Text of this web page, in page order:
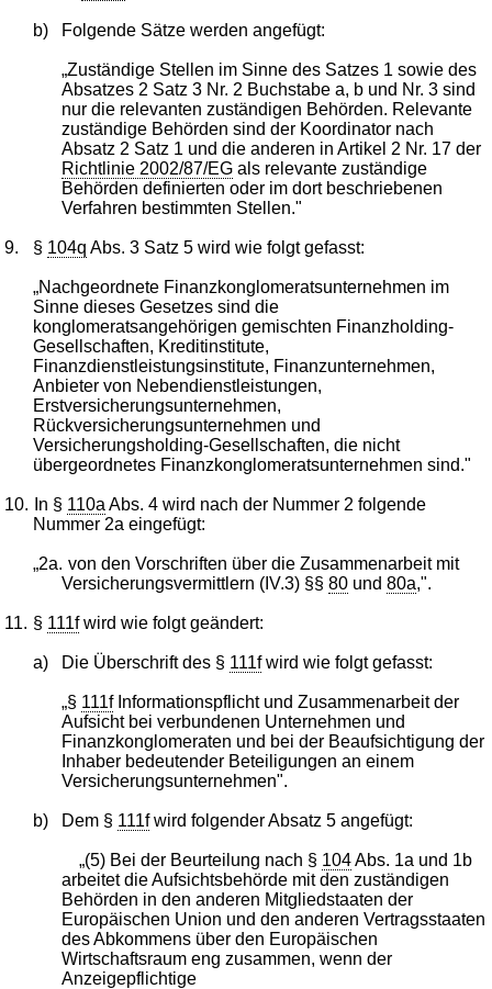
b) Folgende Sätze werden angefügt:
„Zuständige Stellen im Sinne des Satzes 1 sowie des
Absatzes 2 Satz 3 Nr. 2 Buchstabe a, b und Nr. 3 sind
nur die relevanten zuständigen Behörden. Relevante
zuständige Behörden sind der Koordinator nach
Absatz 2 Satz 1 und die anderen in Artikel 2 Nr. 17 der
Richtlinie 2002/87/EGals relevante zuständige
Behörden definierten oder im dort beschriebenen
Verfahren bestimmten Stellen."
9. § 104q Abs. 3 Satz 5 wird wie folgt gefasst:
„Nachgeordnete Finanzkonglomeratsunternehmen im
Sinne dieses Gesetzes sind die
konglomeratsangehörigen gemischten Finanzholding-
Gesellschaften, Kreditinstitute,
Finanzdienstleistungsinstitute, Finanzunternehmen,
Anbieter von Nebendienstleistungen,
Erstversicherungsunternehmen,
Rückversicherungsunternehmen und
Versicherungsholding-Gesellschaften, die nicht
übergeordnetes Finanzkonglomeratsunternehmen sind."
10. In § 110a Abs. 4 wird nach der Nummer 2 folgende
Nummer 2a eingefügt:
„2a. von den Vorschriften über die Zusammenarbeit mit
Versicherungsvermittlern (IV.3) §§ 80und 80a,".
11. § 111fwird wie folgt geändert:
a) Die Überschrift des § 111fwird wie folgt gefasst:
„§ 111fInformationspflicht und Zusammenarbeit der
Aufsicht bei verbundenen Unternehmen und
Finanzkonglomeraten und bei der Beaufsichtigung der
Inhaber bedeutender Beteiligungen an einem
Versicherungsunternehmen".
b) Dem § 111fwird folgender Absatz 5 angefügt:
„(5) Bei der Beurteilung nach § 104Abs. 1a und 1b
arbeitet die Aufsichtsbehörde mit den zuständigen
Behörden in den anderen Mitgliedstaaten der
Europäischen Union und den anderen Vertragsstaaten
des Abkommens über den Europäischen
Wirtschaftsraum eng zusammen, wenn der
Anzeigepflichtige